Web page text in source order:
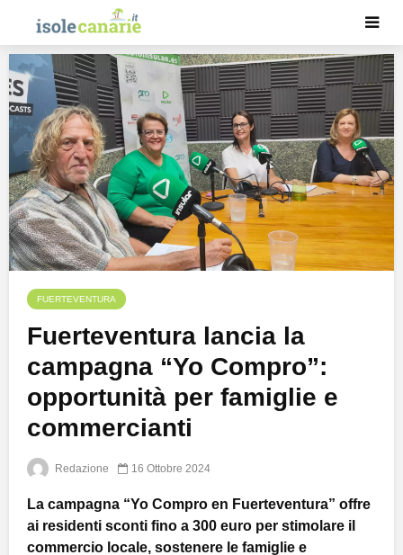
FUERTEVENTURA
Fuerteventura lancia la
campagna “Yo Compro”:
opportunità per famiglie e
commercianti
Redazione 16 Ottobre 2024
La campagna “Yo Compro en Fuerteventura” offre
ai residenti sconti fino a 300 euro per stimolare il
commercio locale, sostenere le famiglie e